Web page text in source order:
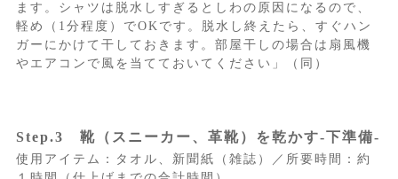
ます。シャツは脱水しすぎるとしわの原因になるので、
軽め（1分程度）でOKです。脱水し終えたら、すぐハン
ガーにかけて干しておきます。部屋干しの場合は扇風機
やエアコンで風を当てておいてください」（同）
Step.3 靴（スニーカー、革靴）を乾かす-下準備-
使用アイテム：タオル、新聞紙（雑誌）／所要時間：約